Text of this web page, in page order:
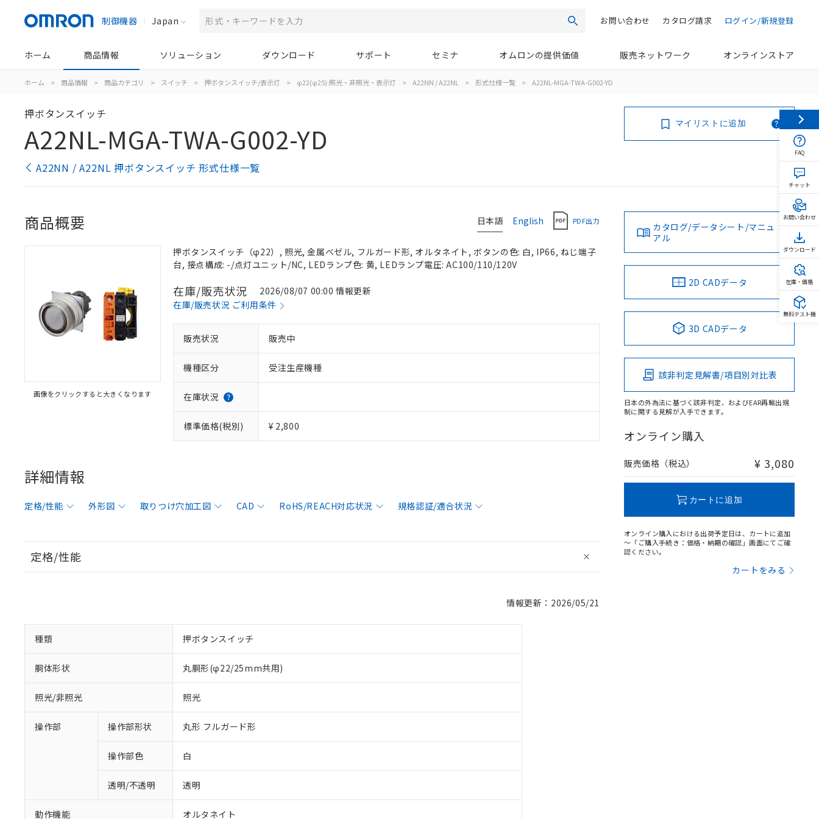
制御機器 Japan 検索 ログイン/新規登録
カタログ請求
お問い合わせ
ホーム 商品情報 ソリューション ダウンロード サポート セミナ オムロンの提供価値 販売ネットワーク オンラインストア
ホーム > 商品情報 > 商品カテゴリ > スイッチ > 押ボタンスイッチ/表示灯 > φ22(φ25):照光・非照光・表示灯 > A22NN / A22NL > 形式仕様一覧 > A22NL-MGA-TWA-G002-YD
押ボタンスイッチ
A22NL-MGA-TWA-G002-YD
A22NN / A22NL 押ボタンスイッチ 形式仕様一覧
マイリストに追加
日本語 English PDF出力
商品概要
画像をクリックすると大きくなります
押ボタンスイッチ（φ22）, 照光, 金属ベゼル, フルガード形, オルタネイト, ボタンの色: 白, IP66, ねじ端子
台, 接点構成: -/点灯ユニット/NC, LEDランプ色: 黄, LEDランプ電圧: AC100/110/120V
在庫/販売状況
2026/08/07 00:00 情報更新
在庫/販売状況 ご利用条件
販売状況 販売中
機種区分 受注生産機種
在庫状況
標準価格(税別) ¥ 2,800
詳細情報
定格/性能 外形図 取りつけ穴加工図 CAD RoHS/REACH対応状況 規格認証/適合状況
定格/性能
情報更新：2026/05/21
種類 押ボタンスイッチ
胴体形状 丸胴形(φ22/25mm共用)
照光/非照光 照光
操作部 操作部形状 丸形 フルガード形
操作部色 白
透明/不透明 透明
動作機能 オルタネイト
カタログ/データシート/マニュ
アル
2D CADデータ
3D CADデータ
該非判定見解書/項目別対比表
日本の外為法に基づく該非判定、およびEAR再輸出規
制に関する見解が入手できます。
オンライン購入
販売価格（税込） ¥ 3,080
カートに追加
オンライン購入における出荷予定日は、カートに追加
～「ご購入手続き：価格・納期の確認」画面にてご確
認ください。
カートをみる
FAQ
チャット
お問い合わせ
ダウンロード
在庫・価格
無料テスト機